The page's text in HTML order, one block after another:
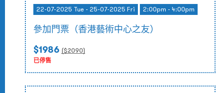
22-07-2025 Tue - 25-07-2025 Fri 2:00pm - 4:00pm
參加門票（香港藝術中心之友）
$1986 ($2090)
已停售